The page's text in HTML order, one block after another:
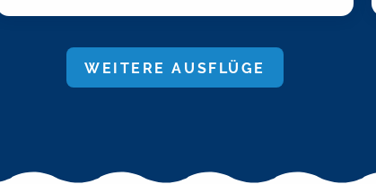
WEITERE AUSFLÜGE